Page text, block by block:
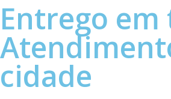
Entrego
cidade